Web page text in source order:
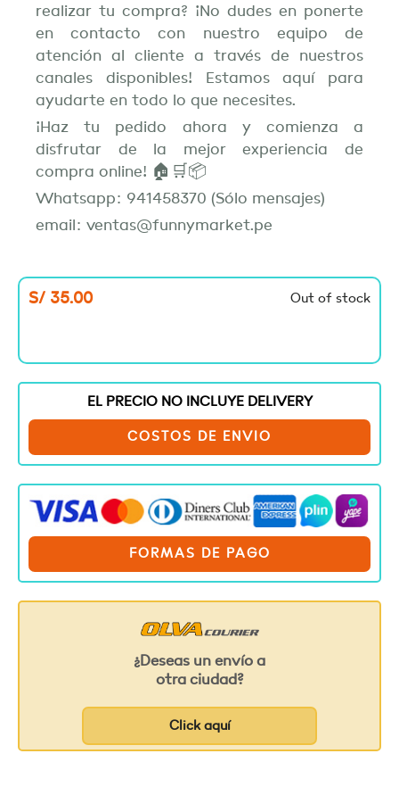
realizar tu compra? ¡No dudes en ponerte
en contacto con nuestro equipo de
atención al cliente a través de nuestros
canales disponibles! Estamos aquí para
ayudarte en todo lo que necesites.
¡Haz tu pedido ahora y comienza a
disfrutar de la mejor experiencia de
compra online! 🏠🛒📦
Whatsapp: 941458370 (Sólo mensajes)
email: ventas@funnymarket.pe
S/ 35.00 Out of stock
EL PRECIO NO INCLUYE DELIVERY
COSTOS DE ENVIO
FORMAS DE PAGO
¿Deseas un envío a
otra ciudad?
Click aquí